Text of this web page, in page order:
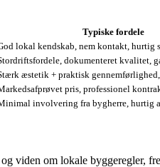
Typiske fordele
lokal kendskab, nem kontakt, hurtig
dokumenteret kvalitet,
æstetik + praktisk
pris, professionel
involvering fra bygherre, hurtig
viden om lokale byggeregler,